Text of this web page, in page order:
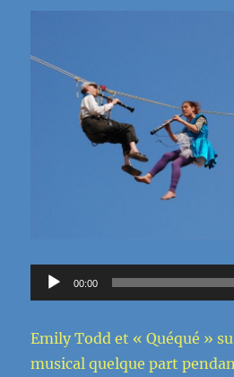
Lecteur
audio
00:00
Emily Todd et « Quéqué »
musical quelque part